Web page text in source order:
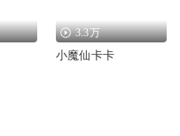
3.3万
小魔仙卡卡